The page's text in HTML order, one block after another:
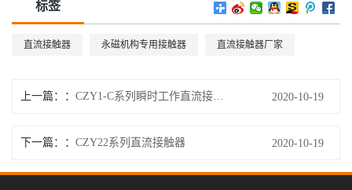
标签
直流接触器 永磁机构专用接触器 直流接触器厂家
上一篇： 2020-10-19
下一篇： CZY22系列直流接触器 2020-10-19